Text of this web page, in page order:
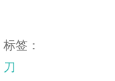
标签：
刀